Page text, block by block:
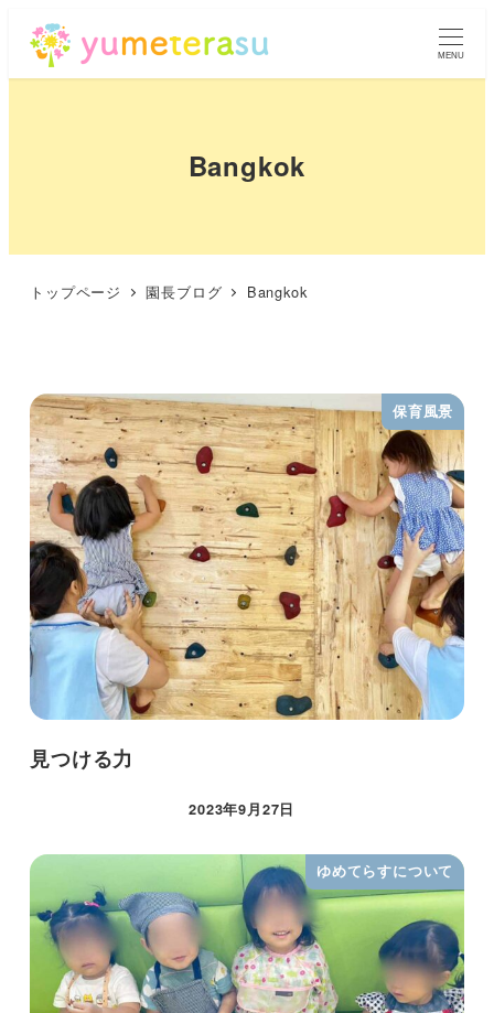
MENU
Bangkok
トップページ 園長ブログ Bangkok
保育風景
見つける力
2023年9月27日
ゆめてらすについて